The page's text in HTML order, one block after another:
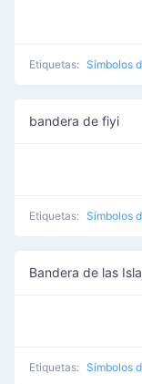
Etiquetas: Símbolos
bandera de fiyi
Etiquetas: Símbolos
Bandera de las
Etiquetas: Símbolos